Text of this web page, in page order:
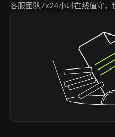
客服团队7x24小时在线值守